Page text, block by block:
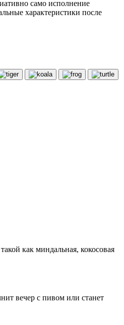
само исполнение
характеристики после
как миндальная, кокосовая
вечер с пивом или станет